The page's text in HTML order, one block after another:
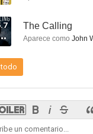
Numb3rs
7.5
The Calling
Aparece como John
todo